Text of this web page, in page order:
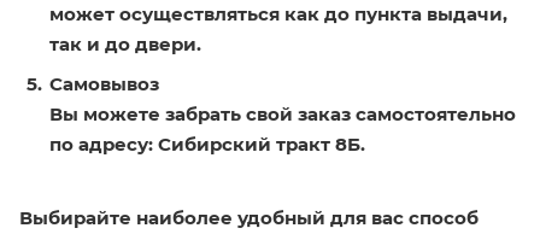
может осуществляться как до пункта выдачи,
так и до двери.
Самовывоз
Вы можете забрать свой заказ самостоятельно
по адресу: Сибирский тракт 8Б.
Выбирайте наиболее удобный для вас способ